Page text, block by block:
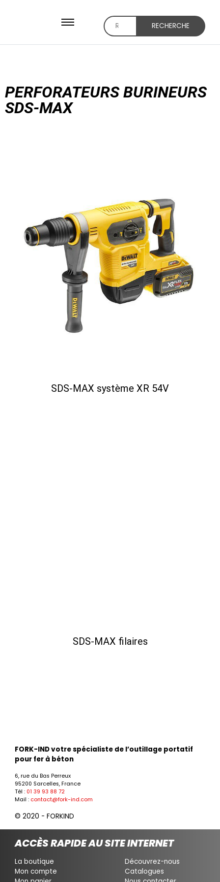
RECHERCHE
PERFORATEURS BURINEURS
SDS-MAX
SDS-MAX système XR 54V
SDS-MAX filaires
FORK-IND votre spécialiste de l’outillage portatif
pour fer à béton
6, rue du Bas Perreux
95200 Sarcelles, France
Tél : 01 39 93 88 72
Mail : contact@fork-ind.com
© 2020 - FORKIND
ACCÈS RAPIDE AU SITE INTERNET
La boutique
Mon compte
Découvrez-nous
Catalogues